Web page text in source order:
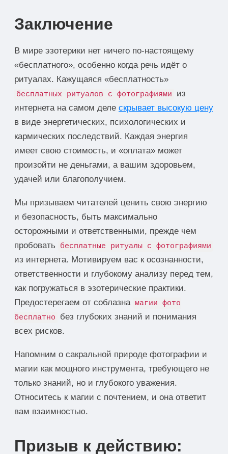
Заключение
В мире эзотерики нет ничего по-настоящему
«бесплатного», особенно когда речь идёт о
ритуалах. Кажущаяся «бесплатность»
бесплатных ритуалов с фотографиями
из
интернета на самом деле скрывает высокую цену
в виде энергетических, психологических и
кармических последствий. Каждая энергия
имеет свою стоимость, и «оплата» может
произойти не деньгами, а вашим здоровьем,
удачей или благополучием.
Мы призываем читателей ценить свою энергию
и безопасность, быть максимально
осторожными и ответственными, прежде чем
пробовать
бесплатные ритуалы с фотографиями
из интернета. Мотивируем вас к осознанности,
ответственности и глубокому анализу перед тем,
как погружаться в эзотерические практики.
Предостерегаем от соблазна магии фото
бесплатно
без глубоких знаний и понимания
всех рисков.
Напомним о сакральной природе фотографии и
магии как мощного инструмента, требующего не
только знаний, но и глубокого уважения.
Относитесь к магии с почтением, и она ответит
вам взаимностью.
Призыв к действию: